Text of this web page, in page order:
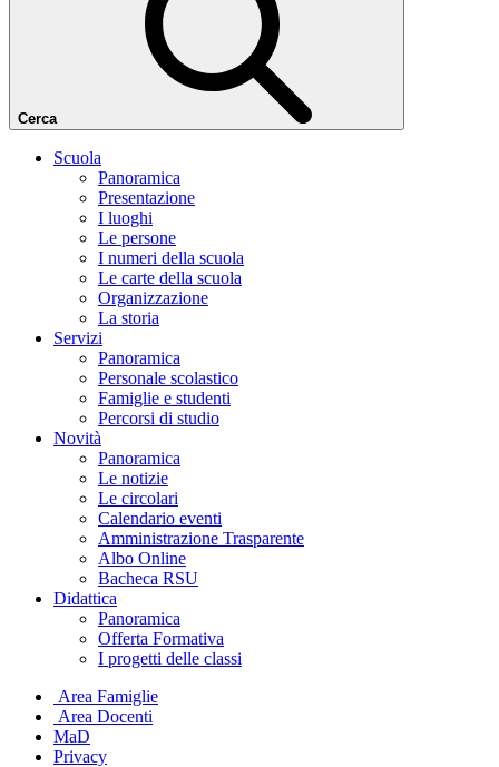
Cerca
Scuola
Panoramica
Presentazione
I luoghi
Le persone
I numeri della scuola
Le carte della scuola
Organizzazione
La storia
Servizi
Panoramica
Personale scolastico
Famiglie e studenti
Percorsi di studio
Novità
Panoramica
Le notizie
Le circolari
Calendario eventi
Amministrazione Trasparente
Albo Online
Bacheca RSU
Didattica
Panoramica
Offerta Formativa
I progetti delle classi
Area Famiglie
Area Docenti
MaD
Privacy